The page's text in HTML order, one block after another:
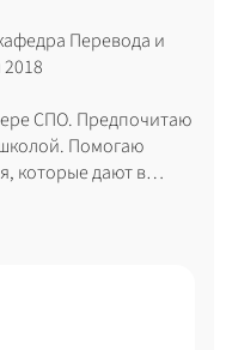
Перевода и
СПО. Предпочитаю
Помогаю
которые дают в
музыкой, являюсь
по